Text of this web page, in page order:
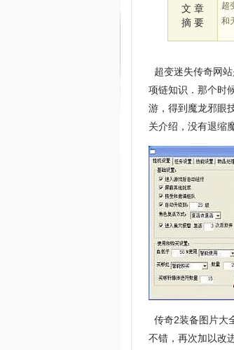
文 章
摘 要
超
和
超变迷失传奇网
项链知识．那个时
游，得到魔龙邪眼
关介绍，没有退缩
传奇2装备图片大
不错，再次加以改